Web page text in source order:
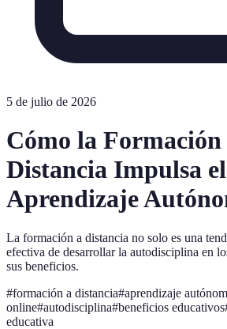
5 de julio de 2026
Cómo la Formación
Distancia Impulsa el
Aprendizaje
La formación a distancia no solo es una
efectiva de desarrollar la autodisciplina en
sus beneficios.
#formación a distancia#aprendizaje
online#autodisciplina#beneficios educativos
educativa